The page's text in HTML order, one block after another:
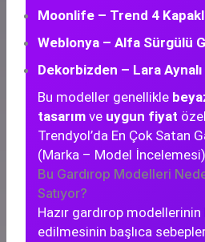
Moonlife – Trend 4
Weblonya – Alfa Sürgülü
Dekorbizden – Lara Aynalı
Bu modeller genellikle
tasarımve uygun fiyat
Trendyol’da En Çok Satan
(Marka – Model İncelemesi)
Bu Gardırop Modelleri
Satıyor?
Hazır gardırop
edilmesinin başlıca